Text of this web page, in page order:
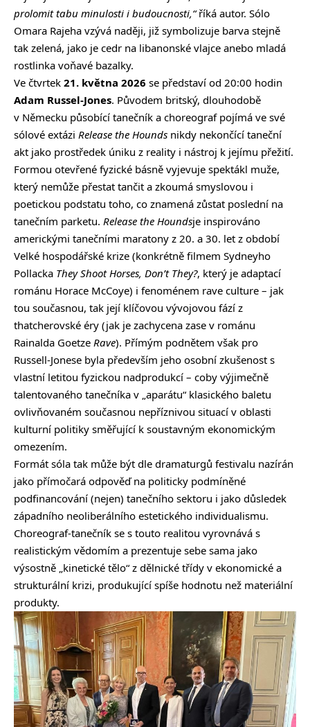
prolomit tabu minulosti i budoucnosti,“říká autor. Sólo
Omara Rajeha vzývá naději, již symbolizuje barva stejně
tak zelená, jako je cedr na libanonské vlajce anebo mladá
rostlinka voňavé bazalky.
Ve čtvrtek 21. května 2026 se představí od 20:00 hodin
Adam Russel-Jones. Původem britský, dlouhodobě
v Německu působící tanečník a choreograf pojímá ve své
sólové extázi Release the Hounds nikdy nekončící taneční
akt jako prostředek úniku z reality i nástroj k jejímu přežití.
Formou otevřené fyzické básně vyjevuje spektákl muže,
který nemůže přestat tančit a zkoumá smyslovou i
poetickou podstatu toho, co znamená zůstat poslední na
tanečním parketu. Release the Houndsje inspirováno
americkými tanečními maratony z 20. a 30. let z období
Velké hospodářské krize (konkrétně filmem Sydneyho
Pollacka They Shoot Horses, Don’t They?, který je adaptací
románu Horace McCoye) i fenoménem rave culture – jak
tou současnou, tak její klíčovou vývojovou fází z
thatcherovské éry (jak je zachycena zase v románu
Rainalda Goetze Rave). Přímým podnětem však pro
Russell-Jonese byla především jeho osobní zkušenost s
vlastní letitou fyzickou nadprodukcí – coby výjimečně
talentovaného tanečníka v „aparátu“ klasického baletu
ovlivňovaném současnou nepříznivou situací v oblasti
kulturní politiky směřující k soustavným ekonomickým
omezením.
Formát sóla tak může být dle dramaturgů festivalu nazírán
jako přímočará odpověď na politicky podmíněné
podfinancování (nejen) tanečního sektoru i jako důsledek
západního neoliberálního estetického individualismu.
Choreograf-tanečník se s touto realitou vyrovnává s
realistickým vědomím a prezentuje sebe sama jako
výsostně „kinetické tělo“ z dělnické třídy v ekonomické a
strukturální krizi, produkující spíše hodnotu než materiální
produkty.